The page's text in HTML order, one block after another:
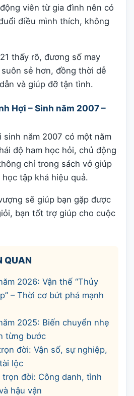
viên từ gia đình nên có
điều mình thích, không
thấy rõ, đương số may
sẻ hơn, đồng thời dễ
và giúp đỡ tận tình.
Hợi – Sinh năm 2007 –
năm 2007 có một năm
độ ham học hỏi, chủ động
chỉ trong sách vở giúp
tập khá hiệu quả.
sẽ giúp bạn gặp được
bạn tốt trợ giúp cho cuộc
QUAN
2026: Vận thế “Thủy
– Thời cơ bứt phá mạnh
2025: Biến chuyển nhẹ
từng bước
đời: Vận số, sự nghiệp,
lộc
đời: Công danh, tình
hậu vận